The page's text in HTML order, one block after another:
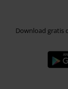
Download gratis